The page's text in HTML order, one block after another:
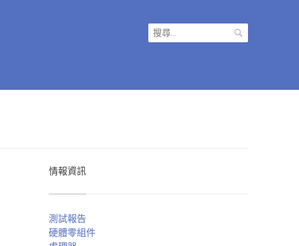
搜
尋
情報資訊
測試報告
硬體零組件